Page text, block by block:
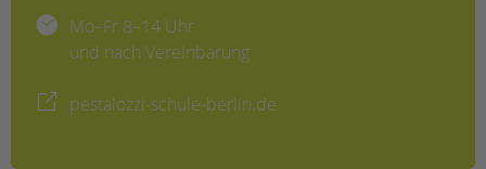
KONTAKT
Impressum
Hinweisgebersystem
Mo–Fr 8–14 Uhr
und nach Vereinbarung
pestalozzi-schule-berlin.de